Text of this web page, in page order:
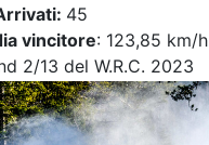
45
vincitore: 123,85 km/h
2/13 del W.R.C. 2023